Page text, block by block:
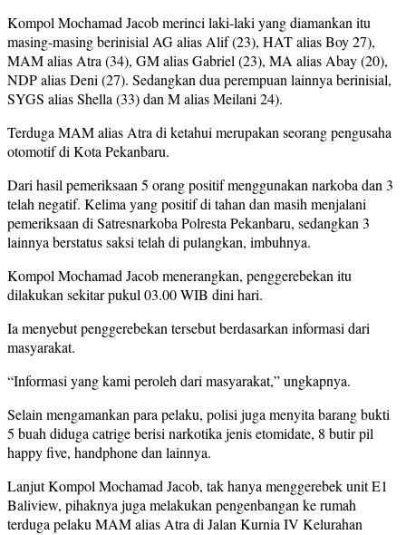
Kompol Mochamad Jacob merinci laki-laki yang diamankan itu
masing-masing berinisial AG alias Alif (23), HAT alias Boy 27),
MAM alias Atra (34), GM alias Gabriel (23), MA alias Abay (20),
NDP alias Deni (27). Sedangkan dua perempuan lainnya berinisial,
SYGS alias Shella (33) dan M alias Meilani 24).
Terduga MAM alias Atra di ketahui merupakan seorang pengusaha
otomotif di Kota Pekanbaru.
Dari hasil pemeriksaan 5 orang positif menggunakan narkoba dan 3
telah negatif. Kelima yang positif di tahan dan masih menjalani
pemeriksaan di Satresnarkoba Polresta Pekanbaru, sedangkan 3
lainnya berstatus saksi telah di pulangkan, imbuhnya.
Kompol Mochamad Jacob menerangkan, penggerebekan itu
dilakukan sekitar pukul 03.00 WIB dini hari.
Ia menyebut penggerebekan tersebut berdasarkan informasi dari
masyarakat.
“Informasi yang kami peroleh dari masyarakat,” ungkapnya.
Selain mengamankan para pelaku, polisi juga menyita barang bukti
5 buah diduga catrige berisi narkotika jenis etomidate, 8 butir pil
happy five, handphone dan lainnya.
Lanjut Kompol Mochamad Jacob, tak hanya menggerebek unit E1
Baliview, pihaknya juga melakukan pengenbangan ke rumah
terduga pelaku MAM alias Atra di Jalan Kurnia IV Kelurahan